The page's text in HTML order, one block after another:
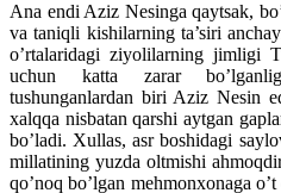
Ana endi Aziz Nesinga qaytsak,
va taniqli kishilarning ta’siri
o’rtalaridagi ziyolilarning jimligi
uchun katta zarar
tushunganlardan biri Aziz Nesin
xalqqa nisbatan qarshi aytgan
bo’ladi. Xullas, asr boshidagi
millatining yuzda oltmishi
qo’noq bo’lgan mehmonxonaga